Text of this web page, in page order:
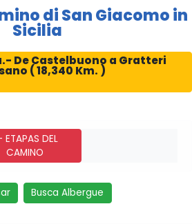
di San Giacomo in
Sicilia
De Castelbuono a Gratteri
( 18,340 Km. )
ETAPAS DEL
CAMINO
Busca Albergue